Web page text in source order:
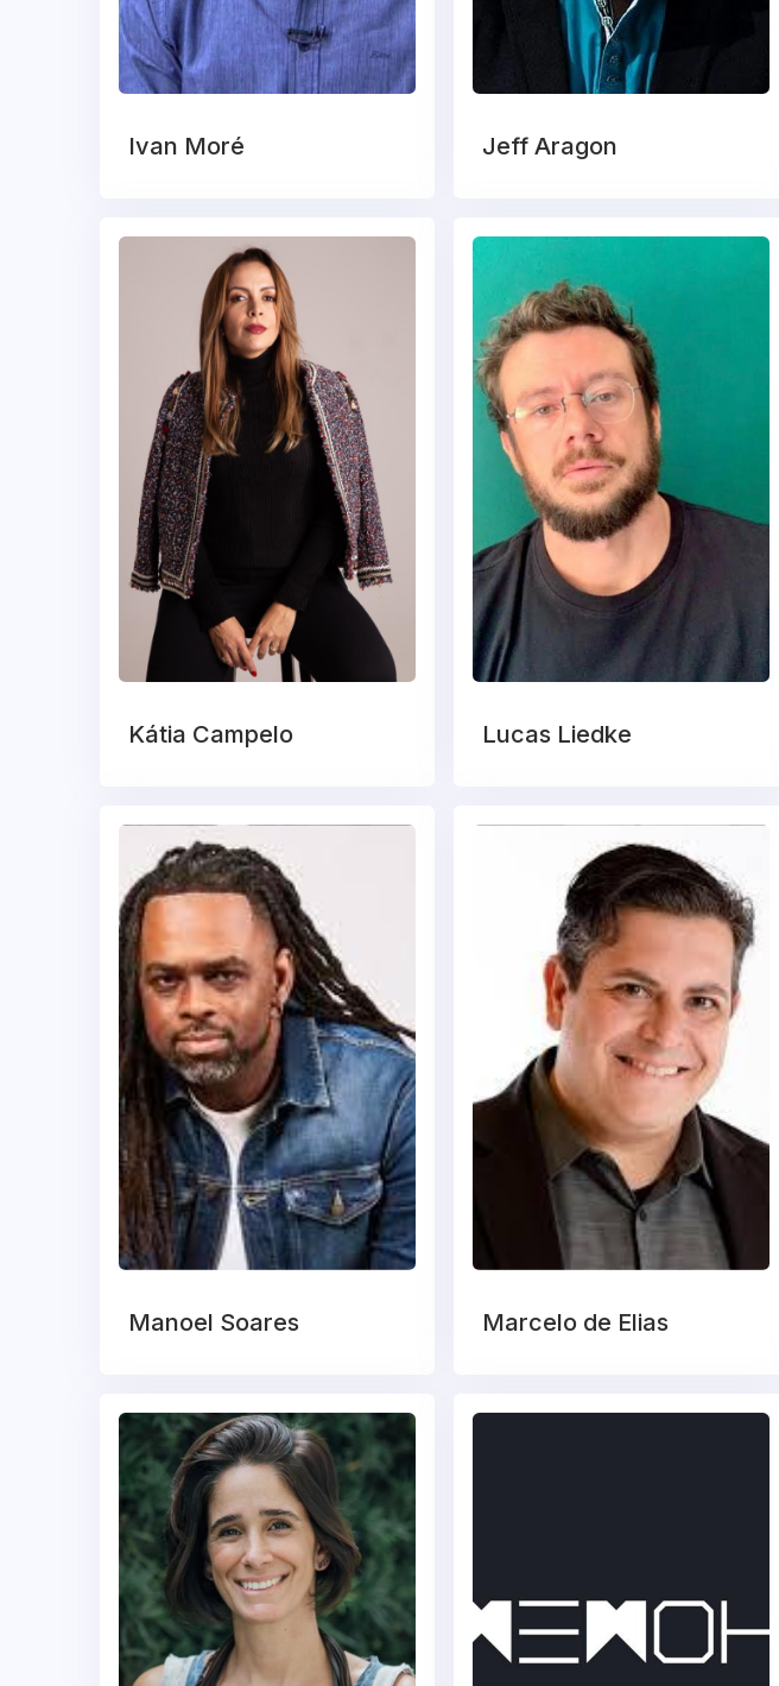
Ivan Moré Jeff Aragon
Kátia Campelo Lucas Liedke
Manoel Soares Marcelo de Elias